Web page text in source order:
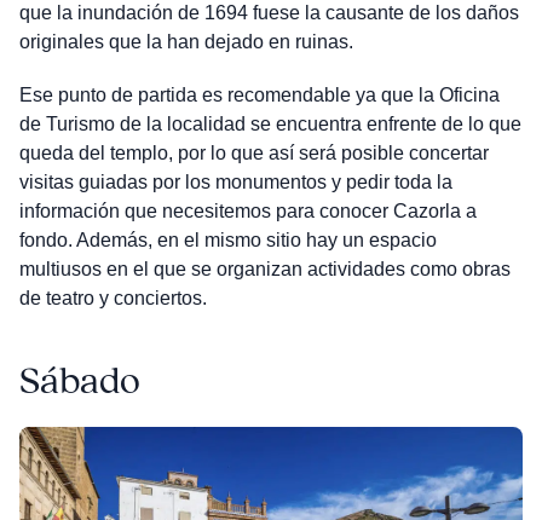
que la inundación de 1694 fuese la causante de los daños
originales que la han dejado en ruinas.
Ese punto de partida es recomendable ya que la Oficina
de Turismo de la localidad se encuentra enfrente de lo que
queda del templo, por lo que así será posible concertar
visitas guiadas por los monumentos y pedir toda la
información que necesitemos para conocer Cazorla a
fondo. Además, en el mismo sitio hay un espacio
multiusos en el que se organizan actividades como obras
de teatro y conciertos.
Sábado